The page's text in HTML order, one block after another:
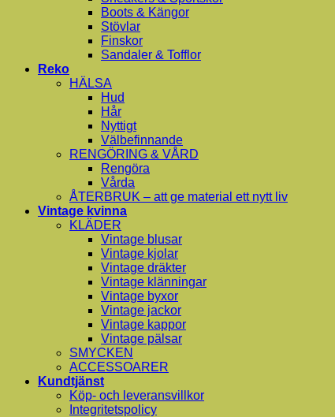
Boots & Kängor
Stövlar
Finskor
Sandaler & Tofflor
Reko
HÄLSA
Hud
Hår
Nyttigt
Välbefinnande
RENGÖRING & VÅRD
Rengöra
Vårda
ÅTERBRUK – att ge material ett nytt liv
Vintage kvinna
KLÄDER
Vintage blusar
Vintage kjolar
Vintage dräkter
Vintage klänningar
Vintage byxor
Vintage jackor
Vintage kappor
Vintage pälsar
SMYCKEN
ACCESSOARER
Kundtjänst
Köp- och leveransvillkor
Integritetspolicy